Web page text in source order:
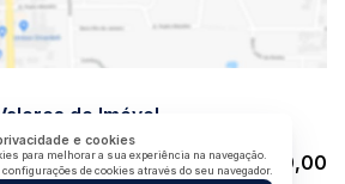
e cookies
para melhorar a sua experiência na navegação.
de cookies através do seu navegador.
do Imóvel
R$ 680.000,00